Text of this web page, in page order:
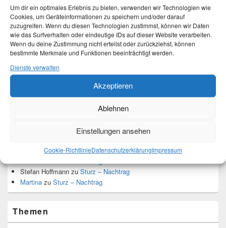
Um dir ein optimales Erlebnis zu bieten, verwenden wir Technologien wie
Cookies, um Geräteinformationen zu speichern und/oder darauf
zuzugreifen. Wenn du diesen Technologien zustimmst, können wir Daten
wie das Surfverhalten oder eindeutige IDs auf dieser Website verarbeiten.
Wenn du deine Zustimmung nicht erteilst oder zurückziehst, können
bestimmte Merkmale und Funktionen beeinträchtigt werden.
Dienste verwalten
Akzeptieren
Ablehnen
Einstellungen ansehen
Cookie-RichtlinieDatenschutzerklärungImpressum
Kategorien
Top-Beiträge und Top-Seiten
Leseknochen-Banderole 2023
DIY - Projekt Kuscheldecke ist beendet
DIY - Leseknochen-Bezug
Nähmaschine endlich langsamer - es geht
Neueste Kommentare
Stefan HoffmannzuSturz – Nachtrag
Martina zu Sturz – Nachtrag
Themen